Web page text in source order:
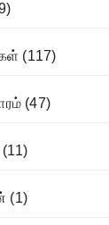
(117)
(47)
(11)
(1)